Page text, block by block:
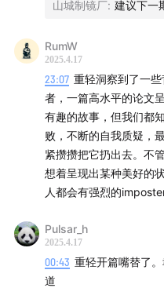
嘉宾博士退学的那种“迟滞
听无数倍
00:25:11对谈里最值得回
因为这个人真的在动脑子
00:28:20汉洋跟媒体合作
的结论是什么？信息增量
00:34:50Lex Fridman 对
追问：有些事只有舍得停
山城制镜厂: 建议下一
RumW
2025.4.17
23:07 重轻洞察到了一
者，一篇高水平的论文
有趣的故事，但我们都
败，不断的自我质疑，
紧攒攒把它扔出去。不
想着呈现出某种美好的
人都会有强烈的
Pulsar_h
2025.4.17
00:43 重轻开篇嘴替了
道